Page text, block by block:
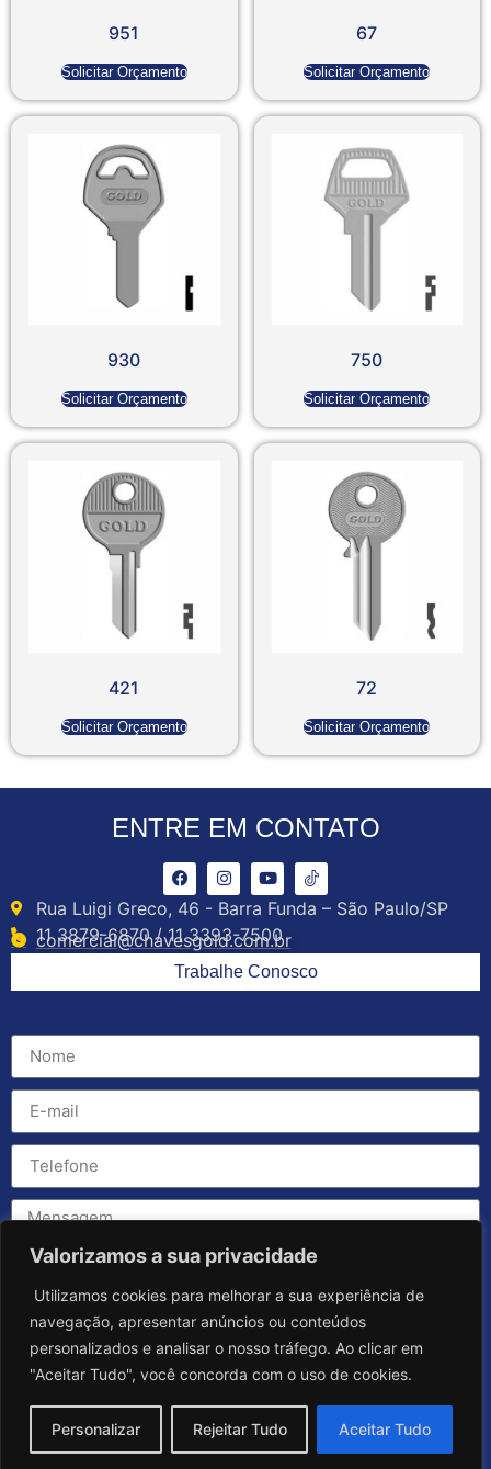
Valorizamos a sua privacidade
Utilizamos cookies para melhorar a sua experiência de
navegação, apresentar anúncios ou conteúdos
personalizados e analisar o nosso tráfego. Ao clicar em
"Aceitar Tudo", você concorda com o uso de cookies.
Personalizar Rejeitar Tudo Aceitar Tudo
951
Solicitar Orçamento
67
Solicitar Orçamento
930
Solicitar Orçamento
750
Solicitar Orçamento
421
Solicitar Orçamento
72
Solicitar Orçamento
ENTRE EM CONTATO
Rua Luigi Greco, 46 - Barra Funda – São Paulo/SP
11 3879-6870 / 11 3393-7500
comercial@chavesgold.com.br
Trabalhe Conosco
Enviar